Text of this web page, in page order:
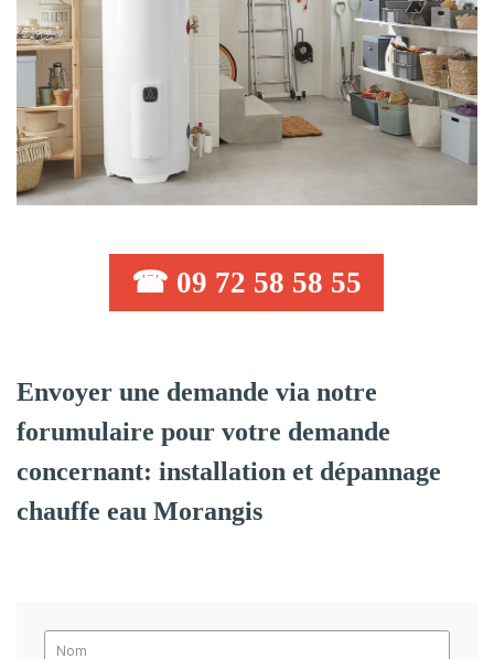
☎ 09 72 58 58 55
Envoyer une demande via notre
forumulaire pour votre demande
concernant: installation et dépannage
chauffe eau Morangis